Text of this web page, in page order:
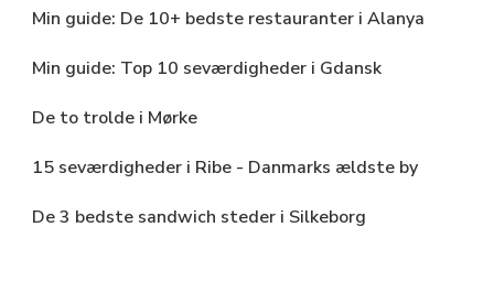
Min guide: De 10+ bedste restauranter i Alanya
Min guide: Top 10 seværdigheder i Gdansk
De to trolde i Mørke
15 seværdigheder i Ribe - Danmarks ældste by
De 3 bedste sandwich steder i Silkeborg